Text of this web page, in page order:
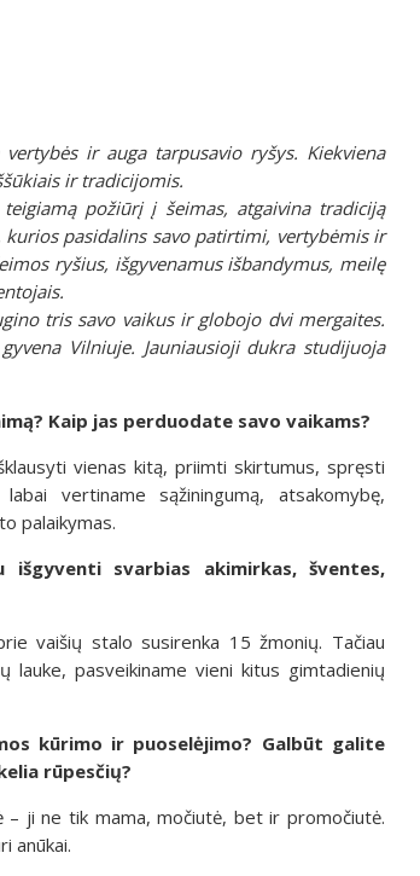
ir auga tarpusavio ryšys. Kiekviena
ir tradicijomis.
požiūrį į šeimas, atgaivina tradiciją
pasidalins savo patirtimi, vertybėmis ir
ryšius, išgyvenamus išbandymus, meilę
tris savo vaikus ir globojo dvi mergaites.
Vilniuje. Jauniausioji dukra studijuoja
Kaip jas perduodate savo vaikams?
vienas kitą, priimti skirtumus, spręsti
vertiname sąžiningumą, atsakomybę,
palaikymas.
svarbias akimirkas, šventes,
vaišių stalo susirenka 15 žmonių. Tačiau
pasveikiname vieni kitus gimtadienių
kūrimo ir puoselėjimo? Galbūt galite
rūpesčių?
– ji ne tik mama, močiutė, bet ir promočiutė.
anūkai.